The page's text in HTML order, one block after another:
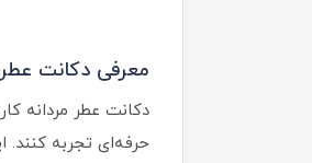
معرفی دکانت عطر